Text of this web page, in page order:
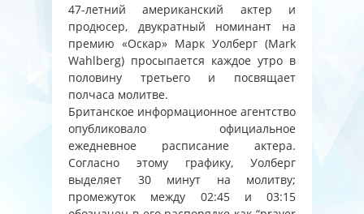
47-летний американский актер и
продюсер, двукратный номинант на
премию «Оскар» Марк Уолберг (Mark
Wahlberg) просыпается каждое утро в
половину третьего и посвящает
полчаса молитве.
Британское информационное агентство
опубликовало официальное
ежедневное расписание актера.
Согласно этому графику, Уолберг
выделяет 30 минут на молитву;
промежуток между 02:45 и 03:15